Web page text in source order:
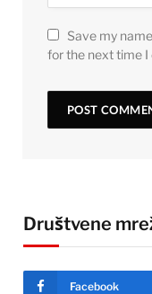
Save my
for the next time I
Društvene
Facebook